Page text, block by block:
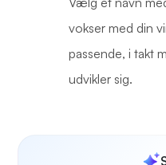
vokser med din
passende, i takt
udvikler sig.